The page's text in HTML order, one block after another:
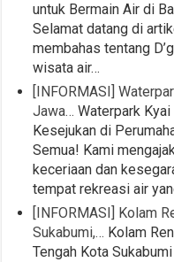
untuk Bermain Air di
Selamat datang di
membahas tentang
wisata air…
[INFORMASI]
Jawa… Waterpark
Kesejukan di
Semua! Kami
keceriaan dan
tempat rekreasi air
[INFORMASI] Kolam
Sukabumi,… Kolam
Tengah Kota